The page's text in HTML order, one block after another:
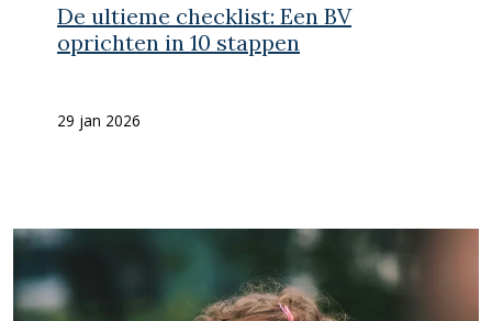
De ultieme checklist: Een BV
oprichten in 10 stappen
29 jan 2026